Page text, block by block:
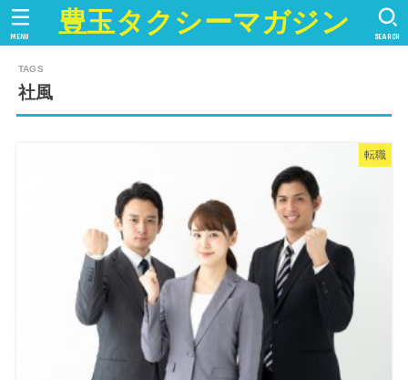
豊玉タクシーマガジン SEARCH
MENU
社風
転職